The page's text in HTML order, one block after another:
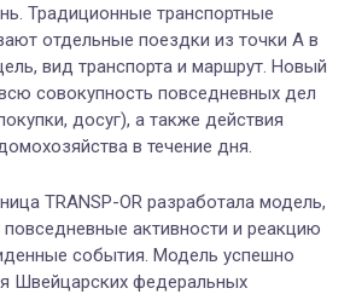
Традиционные транспортные
отдельные поездки из точки А в
вид транспорта и маршрут. Новый
совокупность повседневных дел
досуг), а также действия
в течение дня.
TRANSP-OR разработала модель,
повседневные активности и реакцию
события. Модель успешно
Швейцарских федеральных